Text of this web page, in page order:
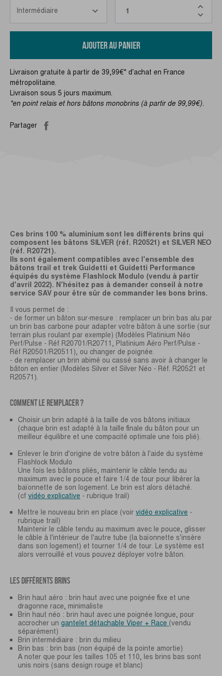
AJOUTER AU PANIER
Livraison gratuite à partir de 39,99€* d'achat en France
métropolitaine.
Livraison sous 5 jours maximum.
*en point relais et hors bâtons monobrins (à partir de 99,99€).
Partager
Ces brins 100 % aluminium sont les différents brins qui
composent les bâtons SILVER (réf. R20521) et SILVER NEO
(réf. R20721).
Ils sont également compatibles avec l'ensemble des
bâtons trail et trek Guidetti et Guidetti Performance
équipés du système Flashlock Modulo (vendu à partir
d'avril 2022). N'hésitez pas à demander conseil à notre
service SAV pour être sûr de commander les bons brins.
Il vous permet de :
- de former un bâton sur-mesure : remplacer un brin bas alu par
un brin bas carbone pour adapter votre bâton à une sortie (sur
terrain plus roulant par exemple) (Modèles Platinium Néo
Perf/Pulse - Réf R20701/R20711, Platinium Aéro Perf/Pulse -
Réf R20501/R20511), ou changer de poignée.
- de remplacer un brin abimé ou cassé sans avoir à changer le
bâton en entier (Modèles Silver et Silver Néo - Réf. R20521 et
R20571).
COMMENT LE REMPLACER ?
Choisir un brin adapté à la taille de vos bâtons initiaux
(chaque brin est adapté à la taille finale du bâton pour un
meilleur équilibre et une compacité optimale une fois plié).
Enlever le brin d'origine de votre bâton à l'aide du système
Flashlock Modulo
Une fois les bâtons pliés, maintenir le câble tendu au
maximum avec le pouce et faire 1/4 de tour pour libérer la
baïonnette de son logement. Le brin est alors détaché.
(cf vidéo explicative - rubrique trail)
Mettre le nouveau brin en place (voir vidéo explicative -
rubrique trail)
Maintenir le câble tendu au maximum avec le pouce, glisser
le câble à l'intérieur de l'autre tube (la baïonnette s'insère
dans son logement) et tourner 1/4 de tour. Le système est
alors verrouillé et vous pouvez déployer votre bâton.
LES DIFFÉRENTS BRINS
Brin haut aéro : brin haut avec une poignée fixe et une
dragonne race, minimaliste
Brin haut néo : brin haut avec une poignée longue, pour
accrocher un gantelet détachable Viper + Race (vendu
séparément)
Brin intermédiaire : brin du milieu
Brin bas : brin bas (non équipé de la pointe amortie)
A noter que pour les tailles 105 et 110, les brins bas sont
unis noirs (sans design rouge et blanc)